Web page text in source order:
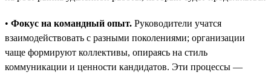
• Фокус на командный опыт. Руководители учатся
взаимодействовать с разными поколениями; организации
чаще формируют коллективы, опираясь на стиль
коммуникации и ценности кандидатов. Эти процессы —